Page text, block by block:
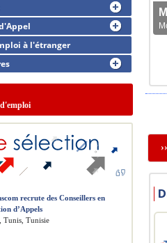
à l'étranger
recrute des Conseillers en
d’Appels
Tunis, Tunisie